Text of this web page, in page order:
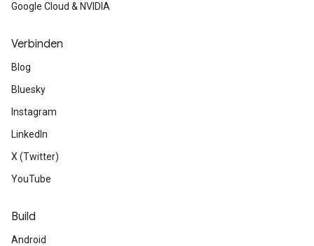
Google Cloud & NVIDIA
Verbinden
Blog
Bluesky
Instagram
LinkedIn
X (Twitter)
YouTube
Build
Android